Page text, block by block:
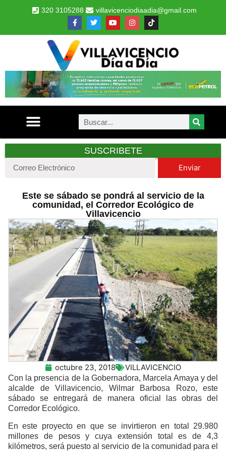
320 3105288 villavicenciodiaadia@gmail.com
SUSCRIBETE
Enviar
Este se sábado se pondrá al servicio de la
comunidad, el Corredor Ecológico de
Villavicencio
octubre 23, 2018 VILLAVICENCIO
Con la presencia de la Gobernadora, Marcela Amaya y del
alcalde de Villavicencio, Wilmar Barbosa Rozo, este
sábado se entregará de manera oficial las obras del
Corredor Ecológico.
En este proyecto en que se invirtieron en total 29.980
millones de pesos y cuya extensión total es de 4,3
kilómetros, será puesto al servicio de la comunidad para el